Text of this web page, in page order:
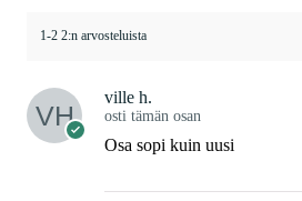
1-2 2:n arvosteluista
ville h.
osti tämän osan
Osa sopi kuin uusi